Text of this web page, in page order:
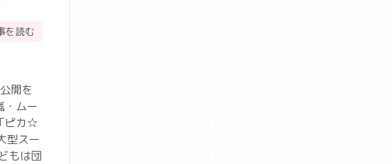
を読む
開を
・ムー
ピカ☆
型スー
もは団